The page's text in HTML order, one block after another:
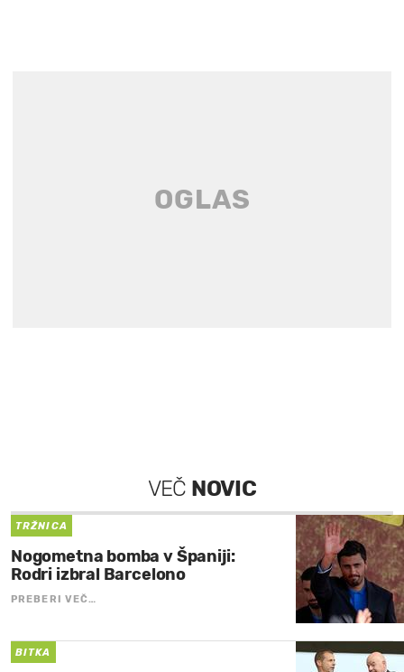
VEČ NOVIC
TRŽNICA
Nogometna bomba v Španiji:
Rodri izbral Barcelono
PREBERI VEČ…
BITKA